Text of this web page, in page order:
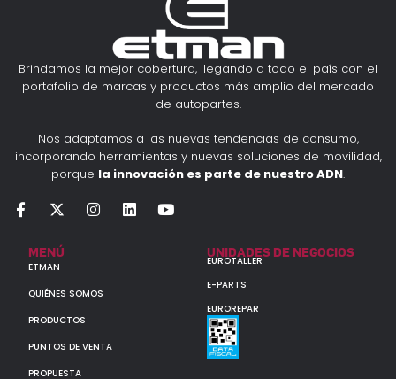
Brindamos la mejor cobertura, llegando a todo el país con el
portafolio de marcas y productos más amplio del mercado
de autopartes.
Nos adaptamos a las nuevas tendencias de consumo,
incorporando herramientas y nuevas soluciones de movilidad,
porque la innovación es parte de nuestro ADN.
MENÚ
ETMAN
QUIÉNES SOMOS
PRODUCTOS
PUNTOS DE VENTA
PROPUESTA
UNIDADES DE NEGOCIOS
EUROTALLER
E-PARTS
EUROREPAR